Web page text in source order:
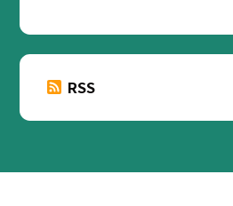
RSS